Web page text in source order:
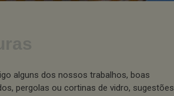
alguns dos nossos trabalhos, boas
pergolas ou cortinas de vidro, sugestões